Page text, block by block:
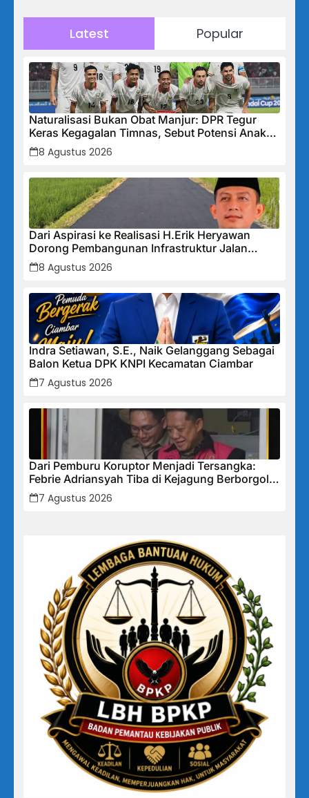
Latest Popular
Naturalisasi Bukan Obat Manjur: DPR Tegur
Keras Kegagalan Timnas, Sebut Potensi Anak
Bangsa Terabaikan Demi “Jalan Pintas”
8 Agustus 2026
Dari Aspirasi ke Realisasi H.Erik Heryawan
Dorong Pembangunan Infrastruktur Jalan
Cikalong Bunder
8 Agustus 2026
Indra Setiawan, S.E., Naik Gelanggang Sebagai
Balon Ketua DPK KNPI Kecamatan Ciambar
7 Agustus 2026
Dari Pemburu Koruptor Menjadi Tersangka:
Febrie Adriansyah Tiba di Kejagung Berborgol,
Bawa Map Biru dan Senyum Penuh Teka-teki
7 Agustus 2026